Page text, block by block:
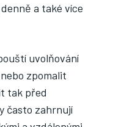
a také více
uvolňování
zpomalit
tak před
často zahrnují